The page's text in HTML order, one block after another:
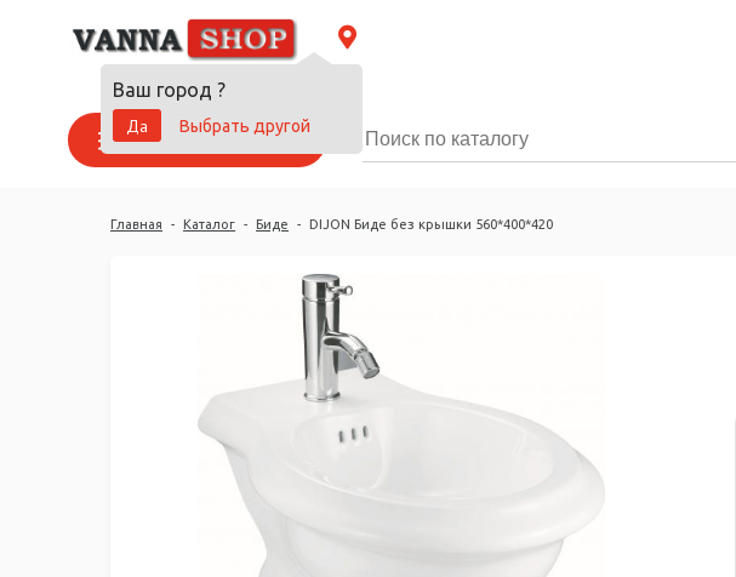
Ваш город ?
Да
Выбрать другой
Каталог товаров
Главная - Каталог - Биде - DIJON Биде без крышки 560*400*420